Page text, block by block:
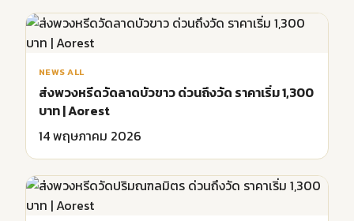
NEWS ALL
ส่งพวงหรีดวัดลาดบัวขาว ด่วนถึงวัด ราคาเริ่ม 1,300
บาท | Aorest
14 พฤษภาคม 2026